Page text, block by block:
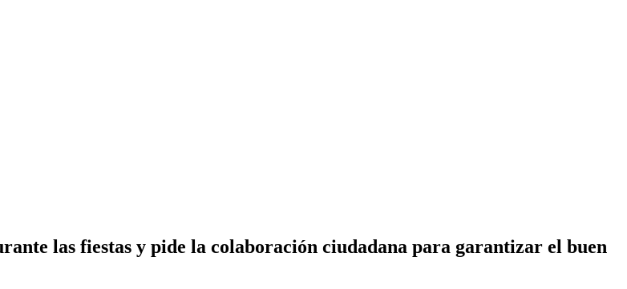
las fiestas y pide la colaboración ciudadana para garantizar el buen